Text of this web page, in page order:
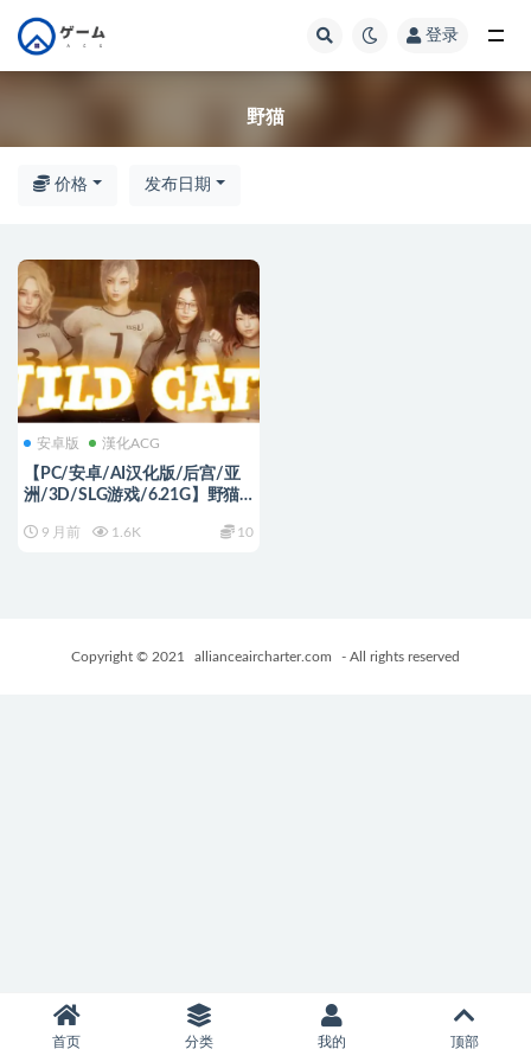
登录
野猫
价格 发布日期
安卓版 漢化ACG
【PC/安卓/AI汉化版/后宫/亚
洲/3D/SLG游戏/6.21G】野猫
+PC+安卓+亚洲SLG游戏+6.21G
9 月前 1.6K 10
Copyright © 2021 allianceaircharter.com - All rights reserved
首页 分类 我的 顶部